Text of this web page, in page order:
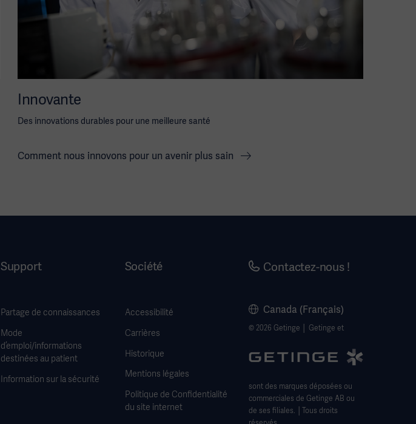
Innovante
Des innovations durables pour une meilleure santé
Comment nous innovons pour un avenir plus sain
Support
Partage de connaissances
Mode
d’emploi/informations
destinées au patient
Information sur la sécurité
Société
Accessibilité
Carrières
Historique
Mentions légales
Politique de Confidentialité
du site internet
Contactez-nous !
Canada (Français)
© 2026 Getinge │ Getinge et
sont des marques déposées ou
commerciales de Getinge AB ou
de ses filiales. │Tous droits